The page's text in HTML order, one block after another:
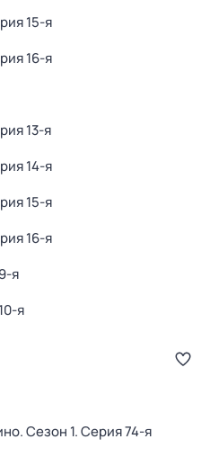
15-я
16-я
13-я
14-я
15-я
16-я
я
я
. Сезон 1. Серия 74-я